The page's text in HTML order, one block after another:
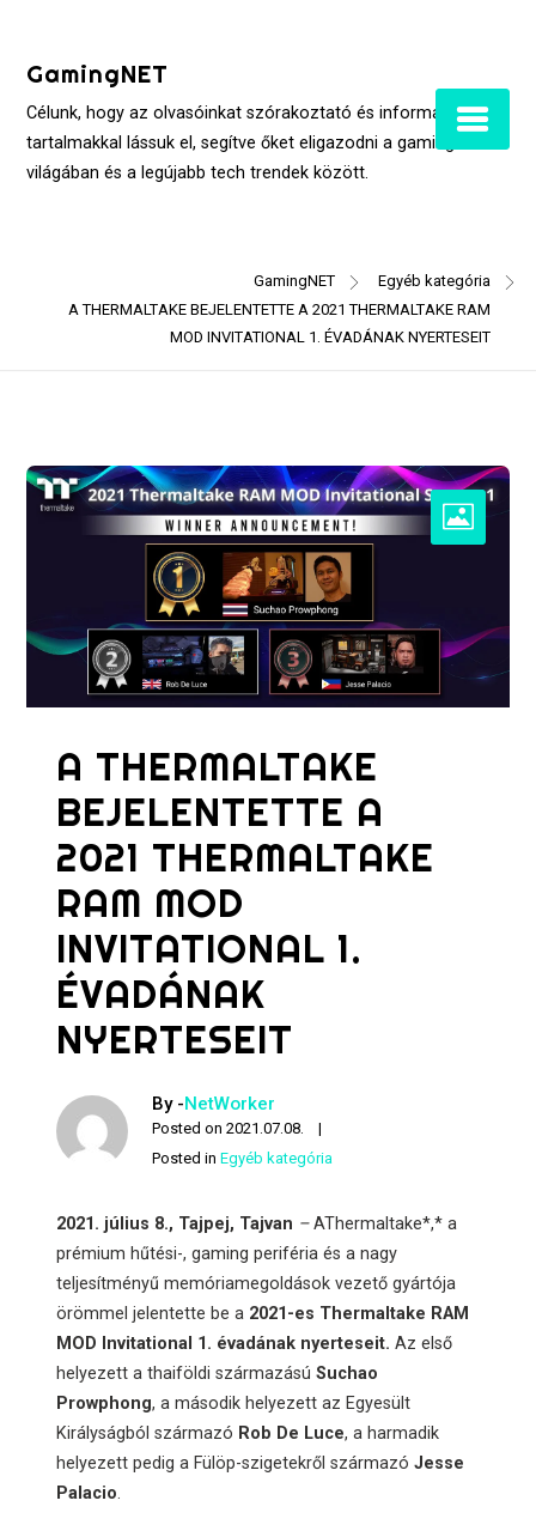
contentGamingNET
Célunk, hogy az olvasóinkat szórakoztató és informatív
tartalmakkal lássuk el, segítve őket eligazodni a gaming
világában és a legújabb tech trendek között.
GamingNET
Egyéb kategória
A THERMALTAKE BEJELENTETTE A 2021 THERMALTAKE RAM
MOD INVITATIONAL 1. ÉVADÁNAK NYERTESEIT
A THERMALTAKE
BEJELENTETTE A
2021 THERMALTAKE
RAM MOD
INVITATIONAL 1.
ÉVADÁNAK
NYERTESEIT
By -NetWorker
Posted on2021.07.08.
Posted inEgyéb kategória
2021. július 8., Tajpej, Tajvan –AThermaltake*,* a
prémium hűtési-, gaming periféria és a nagy
teljesítményű memóriamegoldások vezető gyártója
örömmel jelentette be a 2021-es Thermaltake RAM
MOD Invitational 1. évadának nyerteseit. Az első
helyezett a thaiföldi származásúSuchao
Prowphong, a második helyezett az Egyesült
Királyságból származó Rob De Luce, a harmadik
helyezett pedig a Fülöp-szigetekről származóJesse
Palacio.